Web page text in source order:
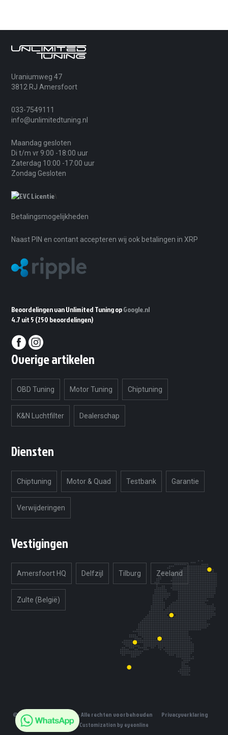
Uraniumweg 47
3812 RJ Amersfoort
033-7549111
info@unlimitedtuning.nl
Maandag gesloten
Di t/m vr 9:00 -18:00 uur
Zaterdag 10:00 -17:00 uur
Zondag Gesloten
Betalingsmogelijkheden
Naast PIN en contant accepteren wij ook betalingen in XRP
Beoordelingen van Unlimited Tuning opGoogle.nl
4.7 uit 5 (250 beoordelingen)
Overige artikelen
OBD Tuning Motor Tuning Chiptuning
K&N Luchtfilter Dealerschap
Diensten
Chiptuning Motor & Quad Testbank Garantie
Verwijderingen
Vestigingen
Amersfoort HQ Delfzijl Tilburg Zeeland
Zulte (België)
© 2019 Unlimited Tuning - Alle rechten voorbehouden Privacyverklaring
Customization by eyeonline